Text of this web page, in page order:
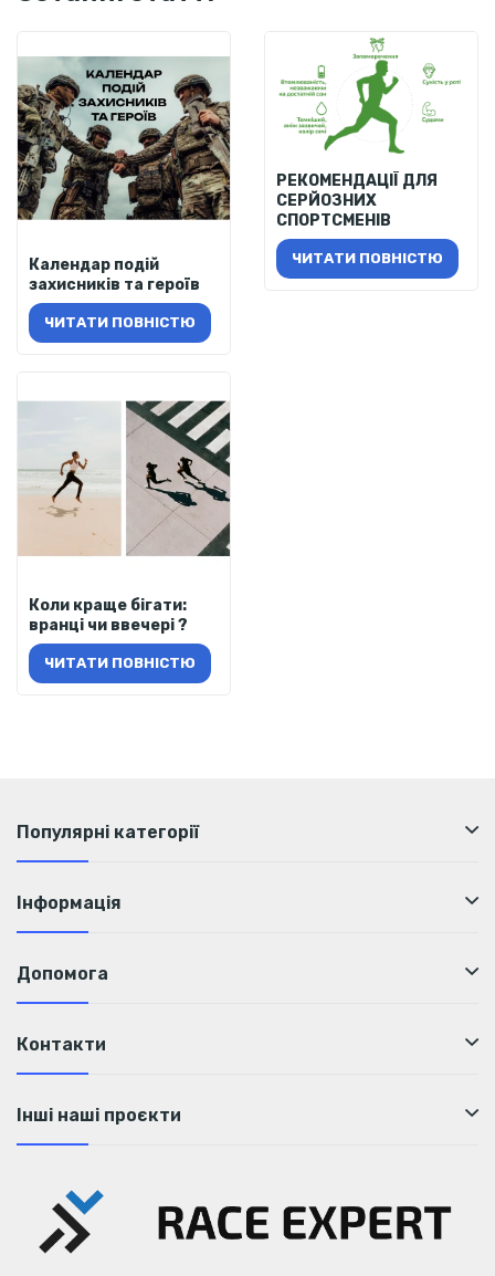
Календар подій
захисників та героїв
ЧИТАТИ ПОВНІСТЮ
РЕКОМЕНДАЦІЇ ДЛЯ
СЕРЙОЗНИХ
СПОРТСМЕНІВ
ЧИТАТИ ПОВНІСТЮ
Коли краще бігати:
вранці чи ввечері ?
ЧИТАТИ ПОВНІСТЮ
Популярні категорії
Інформація
Допомога
Контакти
Інші наші проєкти